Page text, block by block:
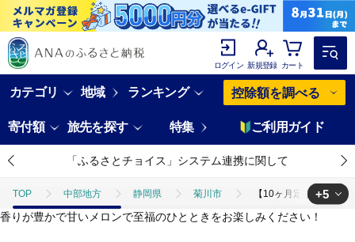
ログイン 新規登録 カート
カテゴリ 地域 ランキング 控除額を調べる
寄付額 旅先を探す 特集 ご利用ガイド
「ふるさとチョイス」システム連携に関して
TOP 中部地方 静岡県 菊川市 【10ヶ月定期便】静
TOP フルーツ 【10ヶ月定期便】静岡県産 高級アローマメロン 小
+5
香りが豊かで甘いメロンで至福のひとときをお楽しみください！